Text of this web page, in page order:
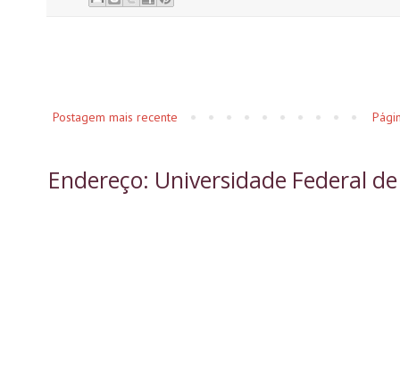
Postagem mais recente
Endereço: Universidade Federal